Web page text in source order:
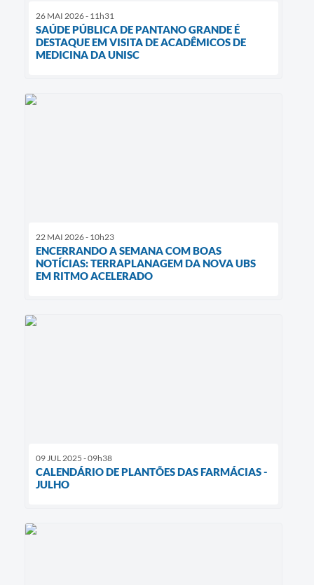
26 MAI 2026 - 11h31
SAÚDE PÚBLICA DE PANTANO GRANDE É
DESTAQUE EM VISITA DE ACADÊMICOS DE
MEDICINA DA UNISC
22 MAI 2026 - 10h23
ENCERRANDO A SEMANA COM BOAS
NOTÍCIAS: TERRAPLANAGEM DA NOVA UBS
EM RITMO ACELERADO
09 JUL 2025 - 09h38
CALENDÁRIO DE PLANTÕES DAS FARMÁCIAS -
JULHO